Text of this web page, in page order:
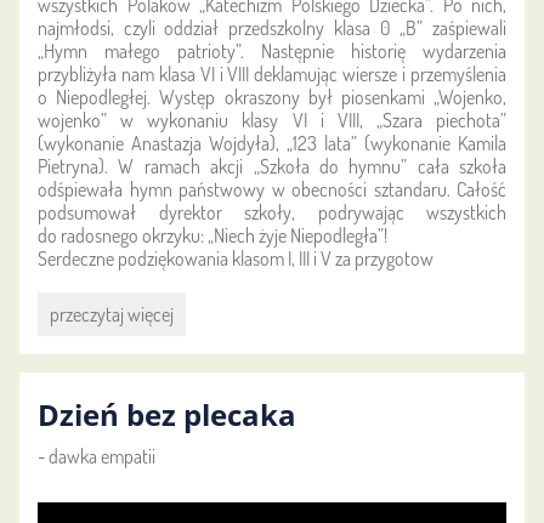
najmłodsi, czyli oddział przedszkolny klasa 0 „B” zaśpiewali
„Hymn małego patrioty”. Następnie historię wydarzenia
przybliżyła nam klasa VI i VIII deklamując wiersze i przemyślenia
o Niepodległej. Występ okraszony był piosenkami „Wojenko,
wojenko” w wykonaniu klasy VI i VIII, „Szara piechota”
(wykonanie Anastazja Wojdyła), „123 lata” (wykonanie Kamila
Pietryna). W ramach akcji „Szkoła do hymnu” cała szkoła
odśpiewała hymn państwowy w obecności sztandaru. Całość
podsumował dyrektor szkoły, podrywając wszystkich
do radosnego okrzyku: „Niech żyje Niepodległa”!
Serdeczne podziękowania klasom I, III i V za przygotow
Akademia
okazji
Niepodległości:
przeczytaj więcej
Dzień bez plecaka
- dawka empatii